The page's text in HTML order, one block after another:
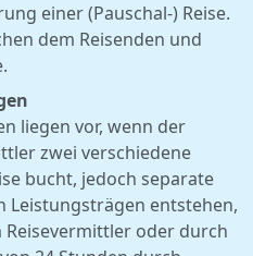
einer (Pauschal-) Reise.
dem Reisenden und
liegen vor, wenn der
zwei verschiedene
bucht, jedoch separate
Leistungsträgen entstehen,
oder durch